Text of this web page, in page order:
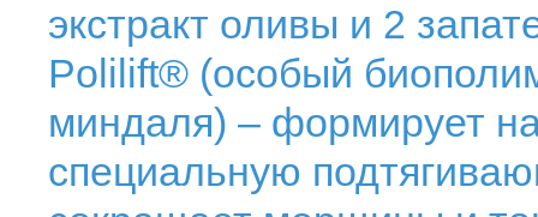
экстракт оливы и 2
Polilift® (особый
миндаля) – формирует
специальную